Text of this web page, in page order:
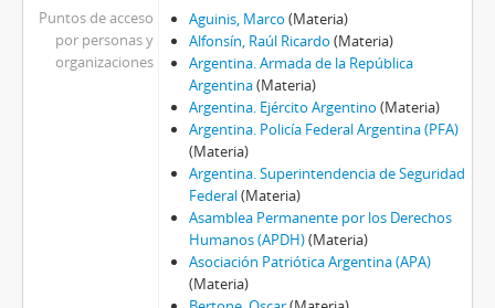
Puntos de acceso
por personas y
organizaciones
Aguinis, Marco (Materia)
Alfonsín, Raúl Ricardo (Materia)
Argentina. Armada de la República
Argentina(Materia)
Argentina. Ejército Argentino (Materia)
Argentina. Policía Federal Argentina (PFA)
(Materia)
Argentina. Superintendencia de Seguridad
Federal(Materia)
Asamblea Permanente por los Derechos
Humanos (APDH)(Materia)
Asociación Patriótica Argentina (APA)
(Materia)